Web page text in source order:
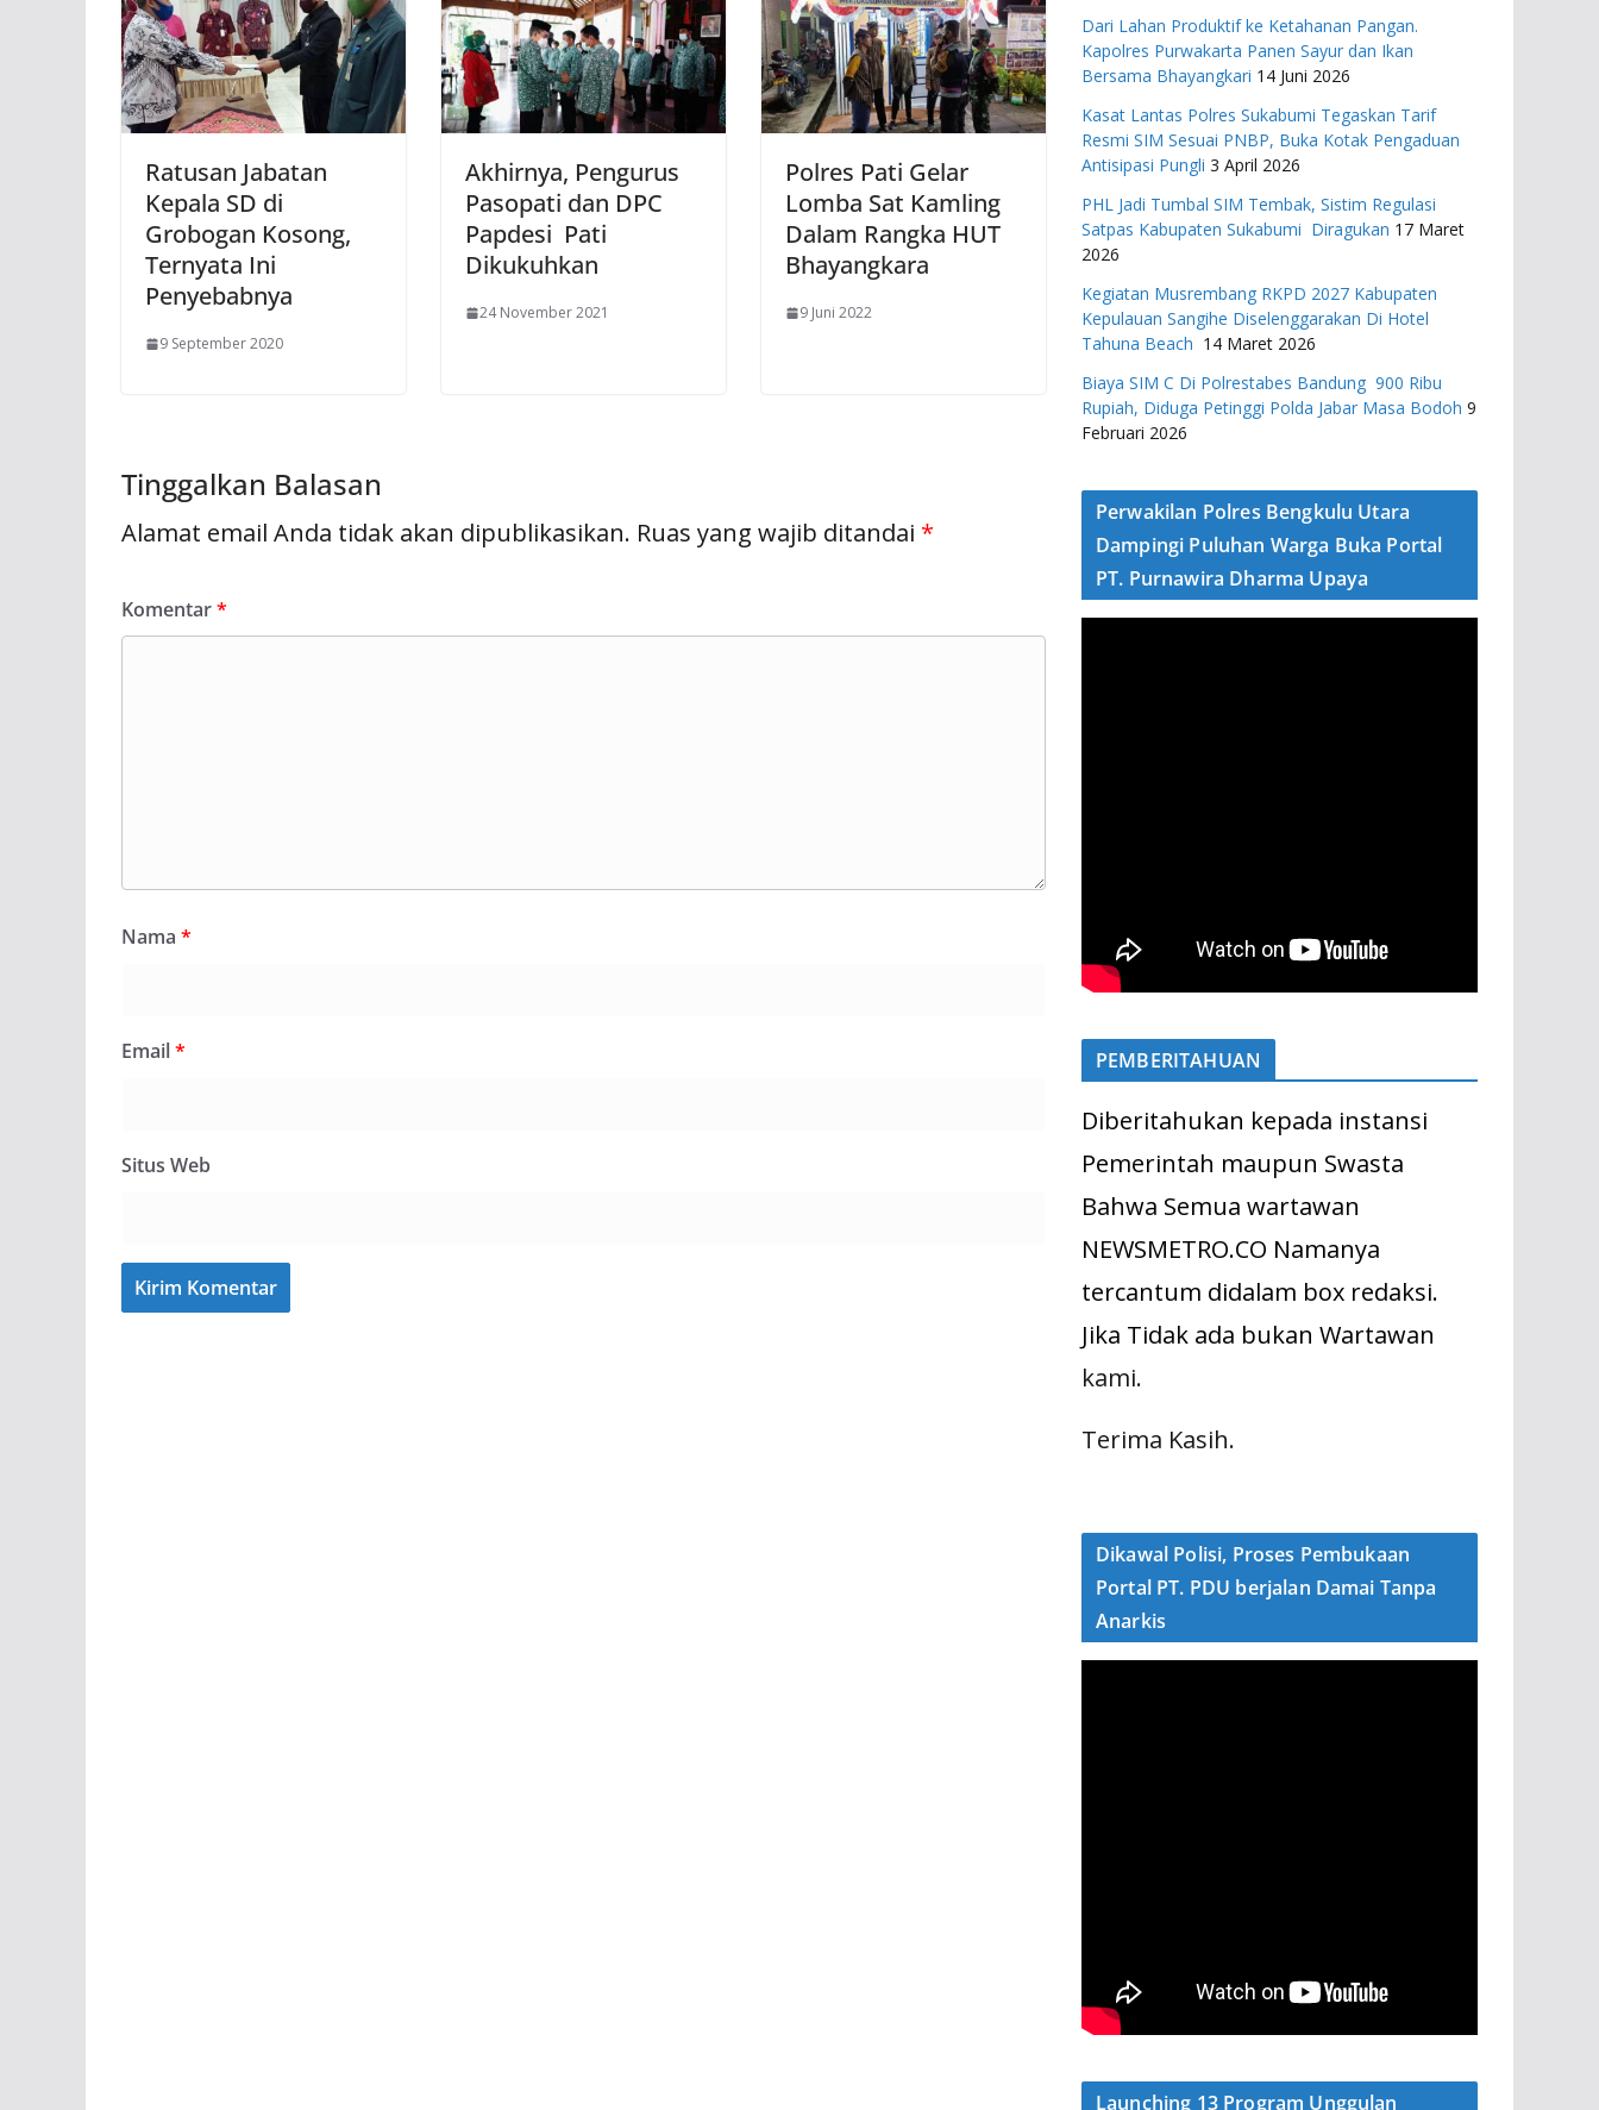
Ratusan Jabatan
Kepala SD di
Grobogan Kosong,
Ternyata Ini
Penyebabnya
9 September 2020
Akhirnya, Pengurus
Pasopati dan DPC
Papdesi Pati
Dikukuhkan
24 November 2021
Polres Pati Gelar
Lomba Sat Kamling
Dalam Rangka HUT
Bhayangkara
9 Juni 2022
Tinggalkan Balasan
Alamat email Anda tidak akan dipublikasikan. Ruas yang wajib ditandai *
Komentar*
Nama *
Email*
Situs Web
Dari Lahan Produktif ke Ketahanan Pangan.
Kapolres Purwakarta Panen Sayur dan Ikan
Bersama Bhayangkari 14 Juni 2026
Kasat Lantas Polres Sukabumi Tegaskan Tarif
Resmi SIM Sesuai PNBP, Buka Kotak Pengaduan
Antisipasi Pungli 3 April 2026
PHL Jadi Tumbal SIM Tembak, Sistim Regulasi
Satpas Kabupaten Sukabumi Diragukan 17 Maret
2026
Kegiatan Musrembang RKPD 2027 ​Kabupaten
Kepulauan Sangihe Diselenggarakan Di Hotel
Tahuna Beach 14 Maret 2026
Biaya SIM C Di Polrestabes Bandung 900 Ribu
Rupiah, Diduga Petinggi Polda Jabar Masa Bodoh 9
Februari 2026
Perwakilan Polres Bengkulu Utara
Dampingi Puluhan Warga Buka Portal
PT. Purnawira Dharma Upaya
PEMBERITAHUAN
Diberitahukan kepada instansi
Pemerintah maupun Swasta
Bahwa Semua wartawan
NEWSMETRO.CO Namanya
tercantum didalam box redaksi.
Jika Tidak ada bukan Wartawan
kami.
Terima Kasih.
Dikawal Polisi, Proses Pembukaan
Portal PT. PDU berjalan Damai Tanpa
Anarkis
Launching 13 Program Unggulan